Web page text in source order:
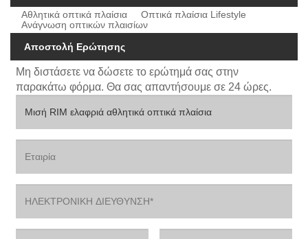
Αθλητικά οπτικά πλαίσια
Οπτικά πλαίσια Lifestyle
Ανάγνωση οπτικών πλαισίων
Αποστολή Ερώτησης
Μη διστάσετε να δώσετε το ερώτημά σας στην
παρακάτω φόρμα. Θα σας απαντήσουμε σε 24 ώρες.